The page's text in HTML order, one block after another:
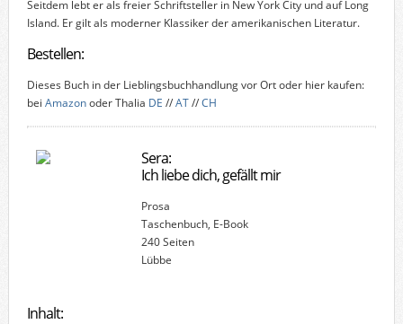
Seitdem lebt er als freier Schriftsteller in New York City und auf Long
Island. Er gilt als moderner Klassiker der amerikanischen Literatur.
Bestellen:
Dieses Buch in der Lieblingsbuchhandlung vor Ort oder hier kaufen:
bei Amazonoder Thalia DE //AT//CH
Sera:
Ich liebe dich, gefällt mir
Prosa
Taschenbuch, E-Book
240 Seiten
Lübbe
Inhalt: